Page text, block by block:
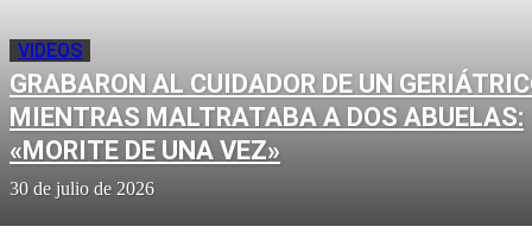
VIDEOS
GRABARON AL CUIDADOR DE UN
MIENTRAS MALTRATABA A DOS ABUELAS:
«MORITE DE UNA VEZ»
30 de julio de 2026